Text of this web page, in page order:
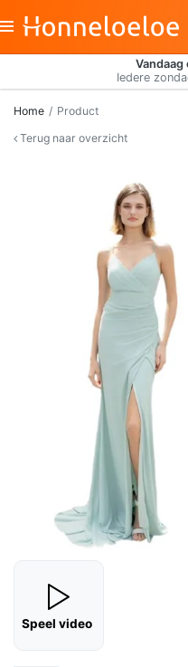
Iedere
Home
Product
Terug naar overzicht
Speel video